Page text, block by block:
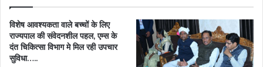
विशेष आवश्यकता वाले बच्चों के लिए
राज्यपाल की संवेदनशील पहल, एम्स के
दंत चिकित्सा विभाग मे मिल रही उपचार
सुविधा…..